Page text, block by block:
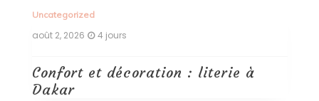
Uncategorized
août 2, 2026 4 jours
Confort et décoration : literie à
Dakar